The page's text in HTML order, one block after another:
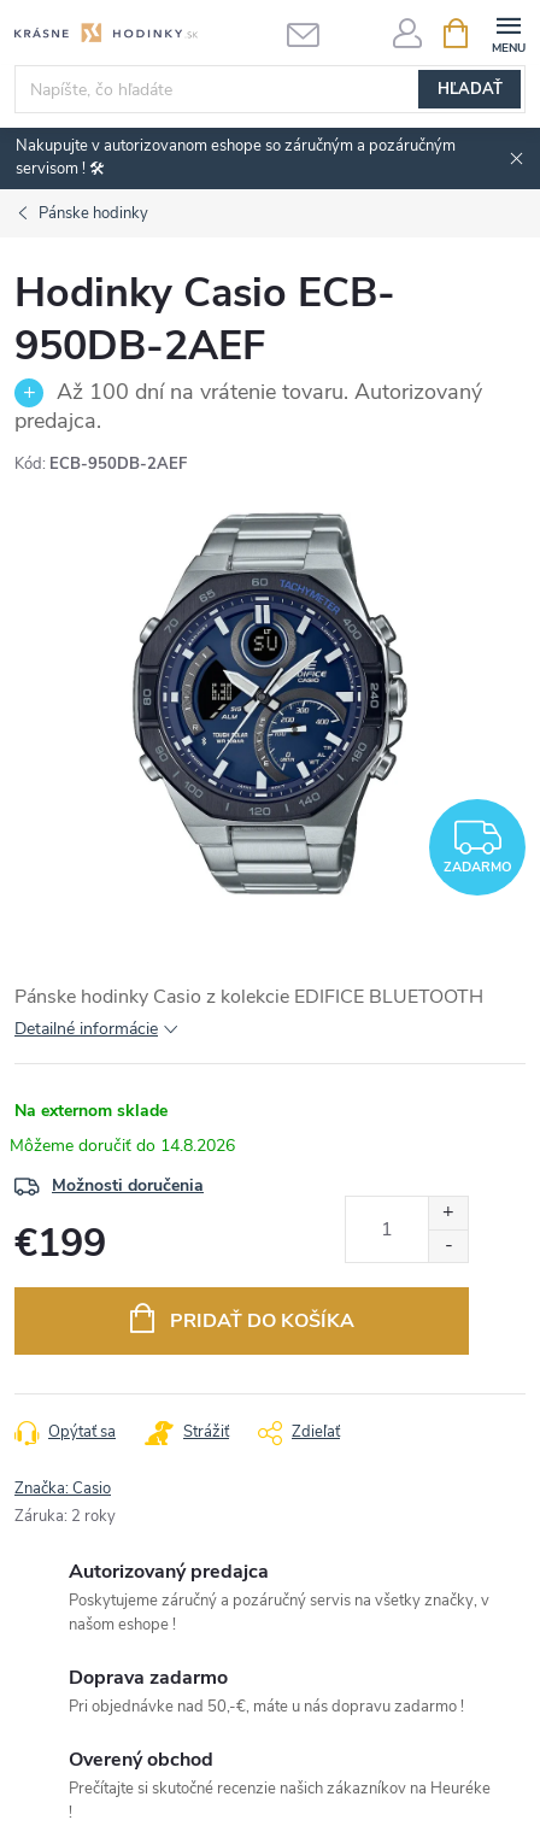
na
obsah
HĽADAŤ
KOŠÍK
Nakupujte v autorizovanom eshope so záručným a pozáručným
servisom ! 🛠️
Pánske hodinky
Hodinky Casio ECB-
950DB-2AEF
Až 100 dní na vrátenie tovaru. Autorizovaný
predajca.
Kód: ECB-950DB-2AEF
ZADARMO
Pánske hodinky Casio z kolekcie EDIFICE BLUETOOTH
Detailné informácie
Na externom sklade
14.8.2026
Možnosti doručenia
€199
PRIDAŤ DO KOŠÍKA
Opýtať sa Strážiť Zdieľať
Značka:Casio
Záruka: 2 roky
Autorizovaný predajca
Poskytujeme záručný a pozáručný servis na všetky značky, v
našom eshope !
Doprava zadarmo
Pri objednávke nad 50,-€, máte u nás dopravu zadarmo !
Overený obchod
Prečítajte si skutočné recenzie našich zákazníkov na Heuréke
!